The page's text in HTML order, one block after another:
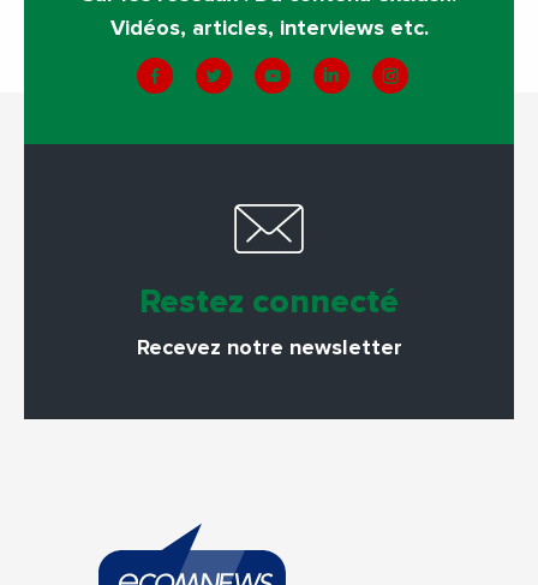
Vidéos, articles, interviews etc.
Restez connecté
Recevez notre newsletter